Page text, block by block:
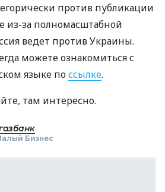
против публикации
из-за полномасштабной
ведет против Украины.
можете ознакомиться с
языке поссылке.
там интересно.
Бизнес